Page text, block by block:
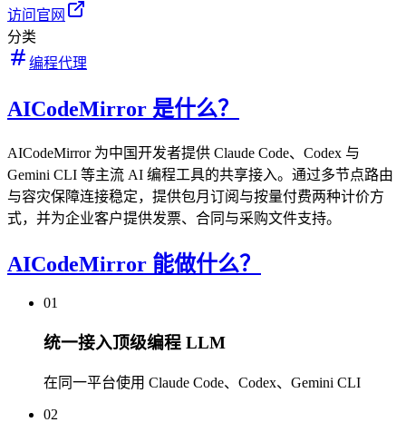
访问官网
分类
编程代理
AICodeMirror 是什么？
AICodeMirror 为中国开发者提供 Claude Code、Codex 与
Gemini CLI 等主流 AI 编程工具的共享接入。通过多节点路由
与容灾保障连接稳定，提供包月订阅与按量付费两种计价方
式，并为企业客户提供发票、合同与采购文件支持。
AICodeMirror 能做什么？
01
统一接入顶级编程 LLM
在同一平台使用 Claude Code、Codex、Gemini CLI
02